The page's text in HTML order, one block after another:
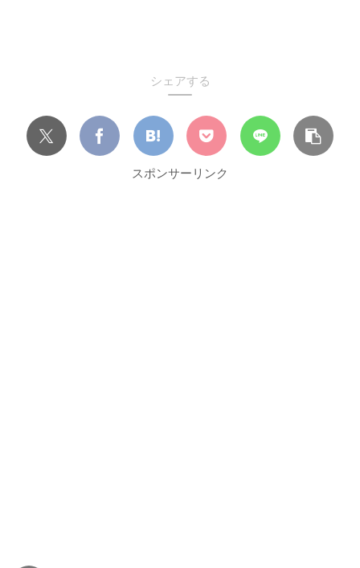
シェアする
スポンサーリンク